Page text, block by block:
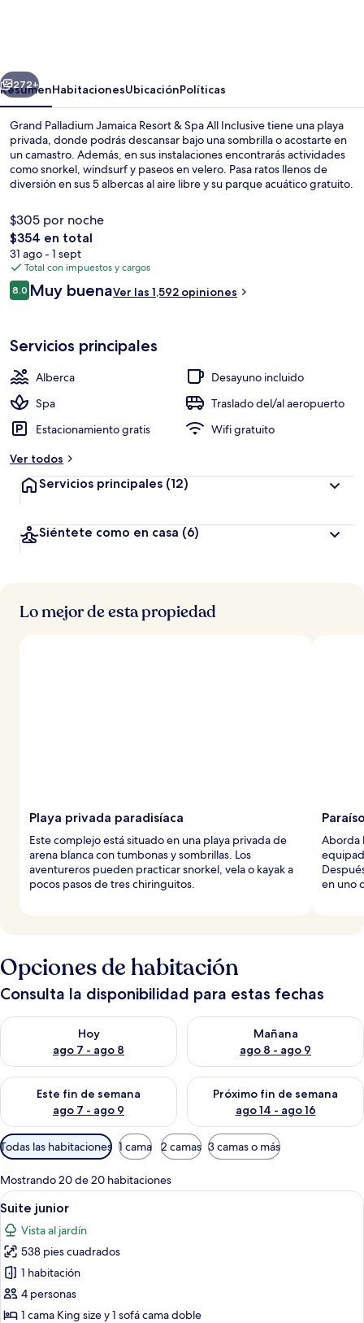
&
Spa
All
Inclusive
Siguiente
272+
ResumenHabitacionesUbicaciónPolíticas
Grand Palladium Jamaica Resort & Spa All Inclusive tiene una playa
privada, donde podrás descansar bajo una sombrilla o acostarte en
un camastro. Además, en sus instalaciones encontrarás actividades
como snorkel, windsurf y paseos en velero. Pasa ratos llenos de
diversión en sus 5 albercas al aire libre y su parque acuático gratuito.
profundo, un tratamiento facial o una sesión de manicure y
pedicure. Uno de sus 10 restaurantes es Mo Bay, que sirve cocina
internacional y está abierto para el desayuno, la comida y la cena.
Otros servicios y amenidades a destacar de este resort de lujo son
sus 3 bares en la playa, su club nocturno y su club infantil gratis. La
alberca y el personal amable reciben muy buenas calificaciones de
otros visitantes.
$305 por noche
El
precio
total
es
de
$354 en total
31 ago - 1 sept
Total con impuestos y cargos
Opiniones
8.08.0 de 10,
Muy buenaVer las 1,592 opiniones
Servicios principales
Alberca
Desayuno incluido
Spa
Traslado del/al aeropuerto
Estacionamiento gratis
Wifi gratuito
Ver todos
Servicios principales (12)
Siéntete como en casa (6)
Lo mejor de esta propiedad
Playa privada paradisíaca
Este complejo está situado en una playa privada de
arena blanca con tumbonas y sombrillas. Los
aventureros pueden practicar snorkel, vela o kayak a
pocos pasos de tres chiringuitos.
Aborda
en uno
Opciones de habitación
Consulta la disponibilidad para estas fechas
Hoy
ago 7 - ago 8
Consulta la disponibilidad para hoy ago 7 - ago 8
Mañana
ago 8 - ago 9
Consulta la disponibilidad
Este fin de semana
ago 7 - ago 9
Consulta la disponibilidad para este fin de semana ago 7 -
Próximo fin de semana
ago 14 - ago 16
Consulta la disponibilidad
Filtros
disponibles
para
las
habitaciones
Todas las habitaciones 1 cama 2 camas 3 camas o más
Mostrando 20 de 20 habitaciones
Abrir
todas
las
fotos
de
Suite
junior
Una habitación de hotel moderna
8
Suite junior
Vista al jardín
538 pies cuadrados
1 habitación
4 personas
1 cama King size y 1 sofá cama doble